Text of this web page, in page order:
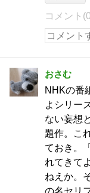
コメント
おさむ
NHKの番
よシリー
ない妄想
題作。こ
ておき。
れてきて
ねえか。
の名セリ